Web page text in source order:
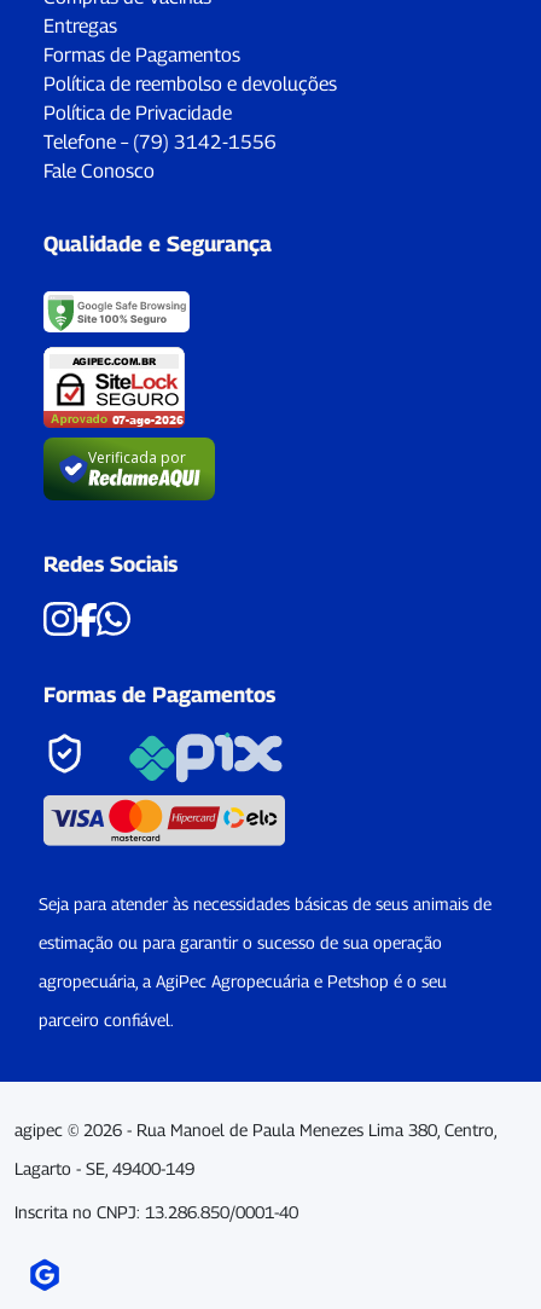
Entregas
Formas de Pagamentos
Política de reembolso e devoluções
Política de Privacidade
Telefone – (79) 3142-1556
Fale Conosco
Qualidade e Segurança
Verificada por
Redes Sociais
Formas de Pagamentos
Seja para atender às necessidades básicas de seus animais de
estimação ou para garantir o sucesso de sua operação
agropecuária, a AgiPec Agropecuária e Petshop é o seu
parceiro confiável.
agipec © 2026 - Rua Manoel de Paula Menezes Lima 380, Centro,
Lagarto - SE, 49400-149
Inscrita no CNPJ: 13.286.850/0001-40